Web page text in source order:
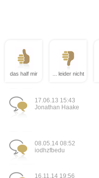
das half mir ... leider nicht
17.06.13 15:43
Jonathan Haake
08.05.14 08:52
iodhzfbedu
16.11.14 19:56